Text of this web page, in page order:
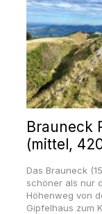
Brauneck
(mittel,
Das Brauneck
schöner als nur
Höhenweg von
Gipfelhaus zum